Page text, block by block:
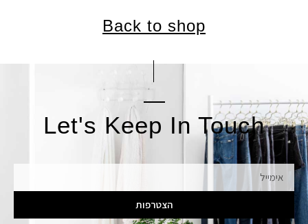
Back to shop
Let's Keep In Touch
אימייל
הצטרפות